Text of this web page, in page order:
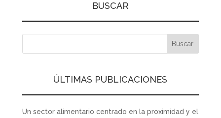
BUSCAR
ÚLTIMAS PUBLICACIONES
Un sector alimentario centrado en la proximidad y el